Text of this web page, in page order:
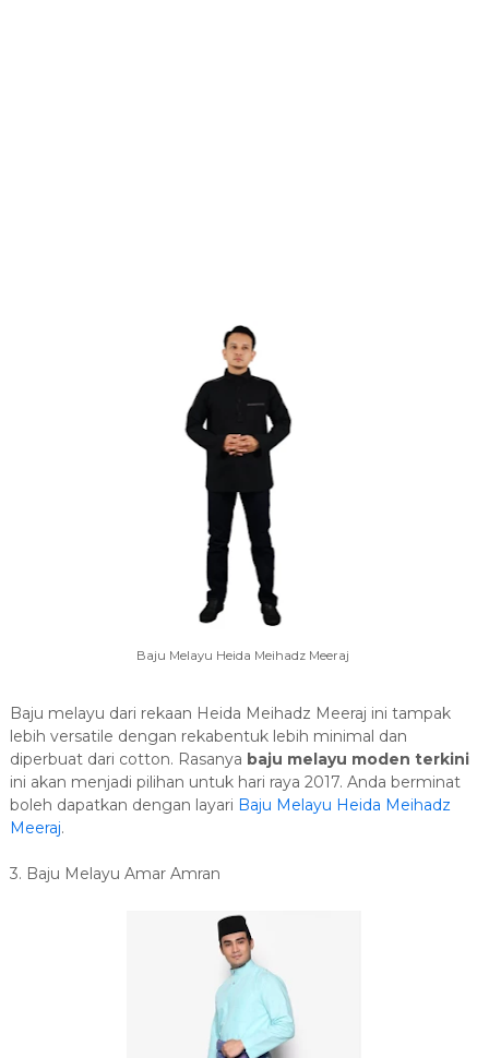
Baju Melayu Heida Meihadz Meeraj
Baju melayu dari rekaan Heida Meihadz Meeraj ini tampak
lebih versatile dengan rekabentuk lebih minimal dan
diperbuat dari cotton. Rasanya baju melayu moden terkini
ini akan menjadi pilihan untuk hari raya 2017. Anda berminat
boleh dapatkan dengan layari Baju Melayu Heida Meihadz
Meeraj.
3. Baju Melayu Amar Amran